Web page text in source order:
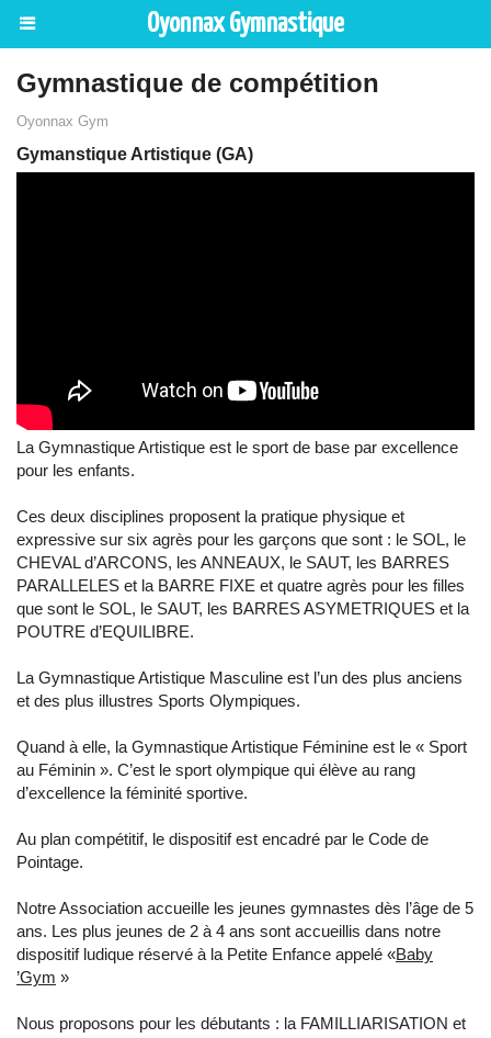
Oyonnax Gymnastique
Gymnastique de compétition
Oyonnax Gym
Gymanstique Artistique (GA)
La Gymnastique Artistique est le sport de base par excellence
pour les enfants.
Ces deux disciplines proposent la pratique physique et
expressive sur six agrès pour les garçons que sont : le SOL, le
CHEVAL d’ARCONS, les ANNEAUX, le SAUT, les BARRES
PARALLELES et la BARRE FIXE et quatre agrès pour les filles
que sont le SOL, le SAUT, les BARRES ASYMETRIQUES et la
POUTRE d’EQUILIBRE.
La Gymnastique Artistique Masculine est l’un des plus anciens
et des plus illustres Sports Olympiques.
Quand à elle, la Gymnastique Artistique Féminine est le « Sport
au Féminin ». C’est le sport olympique qui élève au rang
d’excellence la féminité sportive.
Au plan compétitif, le dispositif est encadré par le Code de
Pointage.
Notre Association accueille les jeunes gymnastes dès l’âge de 5
ans. Les plus jeunes de 2 à 4 ans sont accueillis dans notre
dispositif ludique réservé à la Petite Enfance appelé «Baby
’Gym »
Nous proposons pour les débutants : la FAMILLIARISATION et